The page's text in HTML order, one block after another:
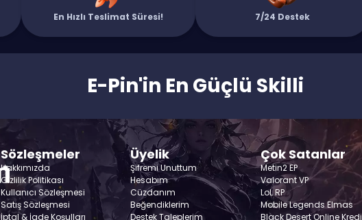
En Hızlı Teslimat Süresi! 7/24 Destek
E-Pin'in En Güçlü Skilli
Sözleşmeler
Hakkımızda
Gizlilik Politikası
Kullanıcı Sözleşmesi
Satış Sözleşmesi
İptal & İade Koşulları
Üyelik
Şifremi Unuttum
Hesabım
Cüzdanım
Beğendiklerim
Destek Taleplerim
Çok Satanlar
Metin2 EP
Valorant VP
LoL RP
Mobile Legends Elmas
Black Desert Online Kredi